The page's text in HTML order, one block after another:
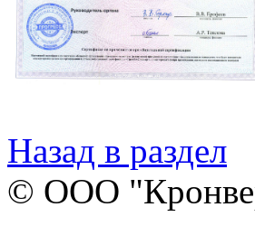
Назад в раздел
© ООО